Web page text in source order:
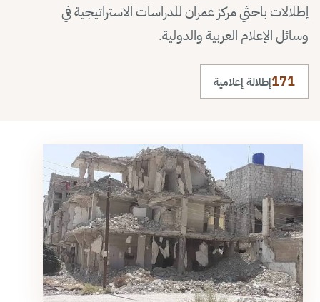
إطلالات باحثي مركز عمران للدراسات الاستراتيجية في
وسائل الإعلام العربية والدولية.
171إطلالة إعلامية